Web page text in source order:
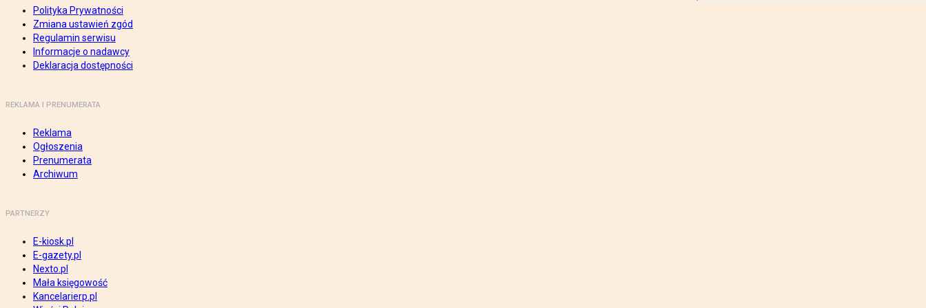
Polityka Prywatności
Zmiana ustawień zgód
Regulamin serwisu
Informacje o nadawcy
Deklaracja dostępności
REKLAMA I PRENUMERATA
Reklama
Ogłoszenia
Prenumerata
Archiwum
PARTNERZY
E-kiosk.pl
E-gazety.pl
Nexto.pl
Mała księgowość
Kancelarierp.pl